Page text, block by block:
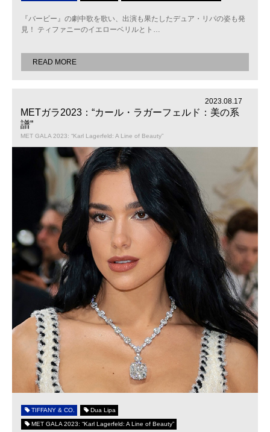
『バービー』の劇中歌を歌い、出演も果たしたデュア・リパの姿も発
見！ ティファニーのイエローベリルとト …
READ MORE
METガラ2023：“カール・ラガーフェルド：美の系
譜”
MET GALA 2023: “Karl Lagerfeld: A Line of Beauty”
2023.08.17
TIFFANY & CO. Dua Lipa
MET GALA 2023: “Karl Lagerfeld: A Line of Beauty”